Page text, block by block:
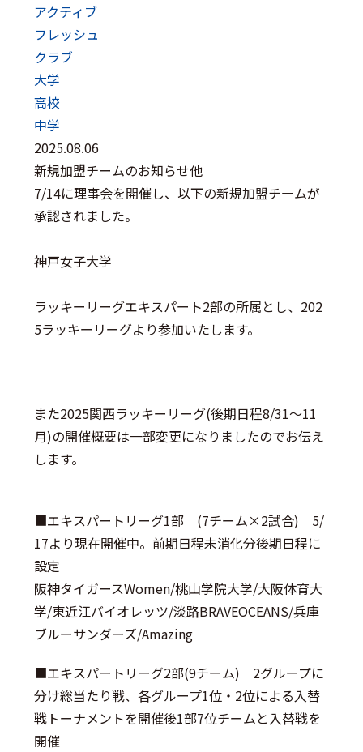
アクティブ
フレッシュ
クラブ
大学
高校
中学
2025.08.06
新規加盟チームのお知らせ他
7/14に理事会を開催し、以下の新規加盟チームが
承認されました。
神戸女子大学
ラッキーリーグエキスパート2部の所属とし、202
5ラッキーリーグより参加いたします。
また2025関西ラッキーリーグ(後期日程8/31～11
月)の開催概要は一部変更になりましたのでお伝え
します。
■エキスパートリーグ1部 (7チーム×2試合) 5/
17より現在開催中。前期日程未消化分後期日程に
設定
阪神タイガースWomen/桃山学院大学/大阪体育大
学/東近江バイオレッツ/淡路BRAVEOCEANS/兵庫
ブルーサンダーズ/Amazing
■エキスパートリーグ2部(9チーム) 2グループに
分け総当たり戦、各グループ1位・2位による入替
戦トーナメントを開催後1部7位チームと入替戦を
開催